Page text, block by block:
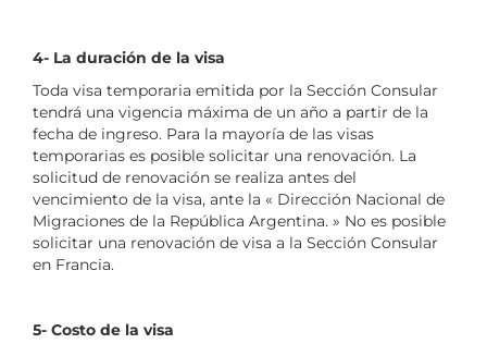
4- La duración de la visa
Toda visa temporaria emitida por la Sección Consular
tendrá una vigencia máxima de un año a partir de la
fecha de ingreso. Para la mayoría de las visas
temporarias es posible solicitar una renovación. La
solicitud de renovación se realiza antes del
vencimiento de la visa, ante la « Dirección Nacional de
Migraciones de la República Argentina. » No es posible
solicitar una renovación de visa a la Sección Consular
en Francia.
5- Costo de la visa